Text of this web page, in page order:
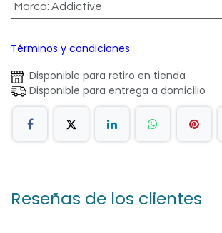
Marca: Addictive
Términos y condiciones
Disponible para retiro en tienda
Disponible para entrega a domicilio
Reseñas de los clientes